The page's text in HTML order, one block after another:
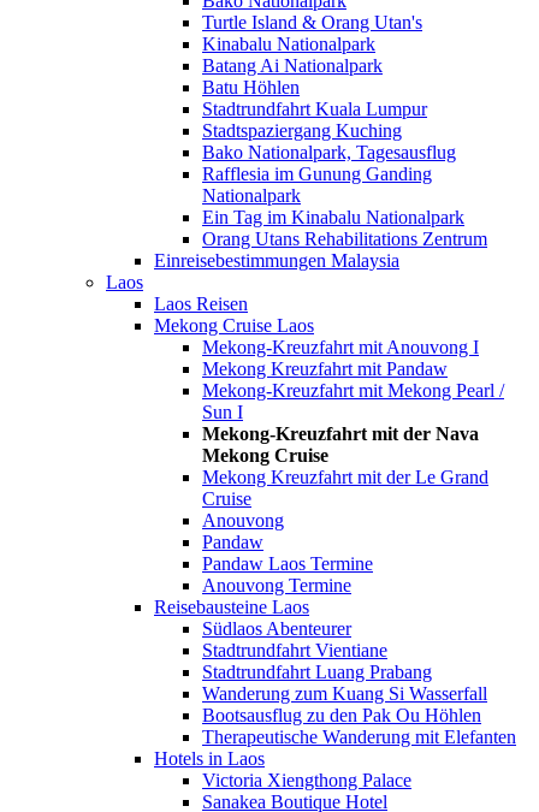
Turtle Island & Orang Utan's
Kinabalu Nationalpark
Batang Ai Nationalpark
Batu Höhlen
Stadtrundfahrt Kuala Lumpur
Stadtspaziergang Kuching
Bako Nationalpark, Tagesausflug
Rafflesia im Gunung Ganding
Nationalpark
Ein Tag im Kinabalu Nationalpark
Orang Utans Rehabilitations Zentrum
Einreisebestimmungen Malaysia
Laos
Laos Reisen
Mekong Cruise Laos
Mekong-Kreuzfahrt mit Anouvong I
Mekong Kreuzfahrt mit Pandaw
Mekong-Kreuzfahrt mit Mekong Pearl /
Sun I
Mekong-Kreuzfahrt mit der Nava
Mekong Cruise
Mekong Kreuzfahrt mit der Le Grand
Cruise
Anouvong
Pandaw
Pandaw Laos Termine
Anouvong Termine
Reisebausteine Laos
Südlaos Abenteurer
Stadtrundfahrt Vientiane
Stadtrundfahrt Luang Prabang
Wanderung zum Kuang Si Wasserfall
Bootsausflug zu den Pak Ou Höhlen
Therapeutische Wanderung mit Elefanten
Hotels in Laos
Victoria Xiengthong Palace
Sanakea Boutique Hotel